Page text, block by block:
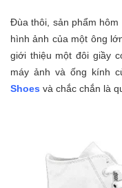
Đùa thôi, sản phẩm
hình ảnh của một ông
giới thiệu một đôi giầy
máy ảnh và ống kính
Shoes và chắc chắn là